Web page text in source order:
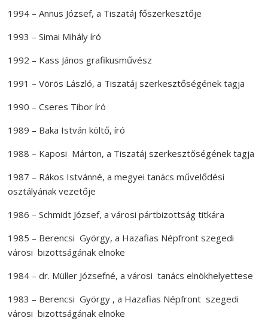
1994 – Annus József, a Tiszatáj főszerkesztője
1993 – Simai Mihály író
1992 – Kass János grafikusművész
1991 – Vörös László, a Tiszatáj szerkesztőségének tagja
1990 – Cseres Tibor író
1989 – Baka István költő, író
1988 – Kaposi Márton, a Tiszatáj szerkesztőségének tagja
1987 – Rákos Istvánné, a megyei tanács művelődési
osztályának vezetője
1986 – Schmidt József, a városi pártbizottság titkára
1985 – Berencsi György, a Hazafias Népfront szegedi
városi bizottságának elnöke
1984 – dr. Müller Józsefné, a városi tanács elnökhelyettese
1983 – Berencsi György , a Hazafias Népfront szegedi
városi bizottságának elnöke